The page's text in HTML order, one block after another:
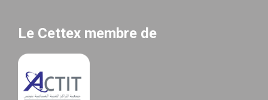
Le Cettex membre de